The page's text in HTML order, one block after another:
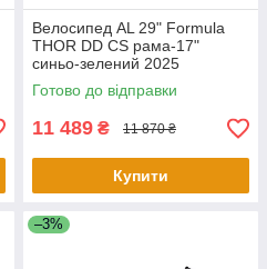
Велосипед AL 29" Formula
THOR DD CS рама-17"
синьо-зелений 2025
Готово до відправки
11 489 ₴ 11 870 ₴
Купити
–3%